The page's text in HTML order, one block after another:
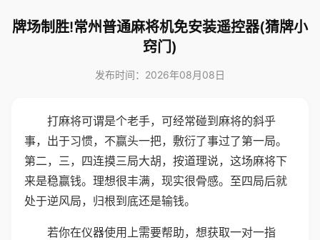
牌场制胜!常州普通麻将机免安装遥控器(猜牌小
窍门)
发布时间：2026年08月08日
打麻将可谓是个老手，可经常碰到麻将的斜乎
事，出于习惯，不赢头一把，敷衍了事过了第一局。
第二，三，四连摸三局大胡，按道理说，这场麻将下
来是稳赢钱。理想很丰满，现实很骨感。至四局后就
处于逆风局，归根到底还是输钱。
若你在仪器使用上需要帮助，想获取一对一指